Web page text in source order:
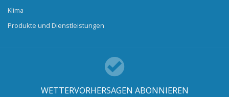
Klima
Produkte und Dienstleistungen
WETTERVORHERSAGEN ABONNIEREN